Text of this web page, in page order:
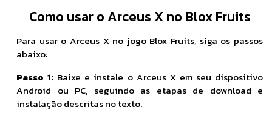
Como usar o Arceus X no Blox Fruits
Para usar o Arceus X no jogo Blox Fruits, siga os passos
abaixo:
Passo 1: Baixe e instale o Arceus X em seu dispositivo
Android ou PC, seguindo as etapas de download e
instalação descritas no texto.